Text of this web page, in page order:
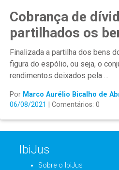
Cobrança de
partilhados os
Finalizada a partilha dos bens
figura do espólio, ou seja, o
rendimentos deixados pela ...
Por Marco Aurélio Bicalho de
06/08/2021
| Comentários: 0
IbiJus
Sobre o IbiJus